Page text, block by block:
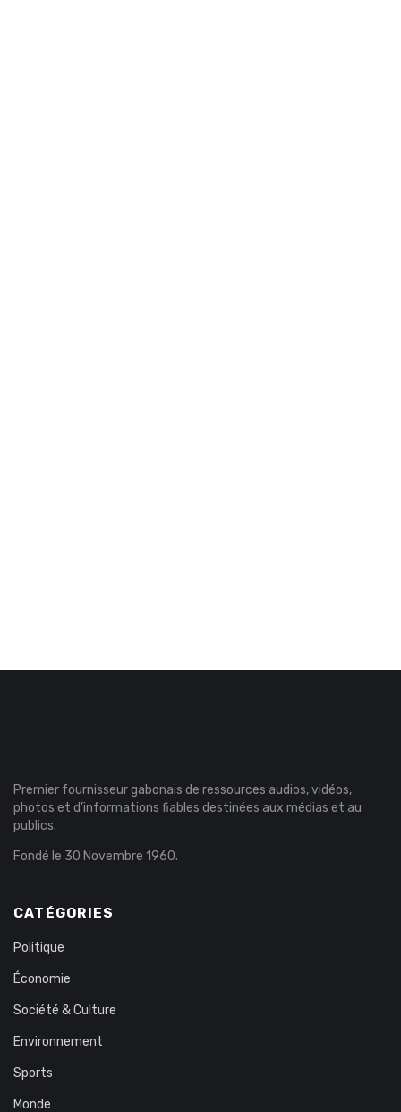
Premier fournisseur gabonais de ressources audios, vidéos,
photos et d’informations fiables destinées aux médias et au
publics.
Fondé le 30 Novembre 1960.
CATÉGORIES
Politique
Économie
Société & Culture
Environnement
Sports
Monde